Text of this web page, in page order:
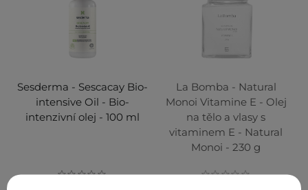
Sesderma - Sescacay Bio-
intensive Oil - Bio-
intenzivní olej - 100 ml
La Bomba - Natural
Monoi Vitamine E - Olej
na tělo a vlasy s
vitaminem E - Natural
Monoi - 230 g